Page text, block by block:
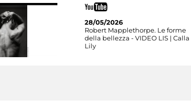
28/05/2026
Robert Mapplethorpe. Le forme
della bellezza - VIDEO LIS | Calla
Lily